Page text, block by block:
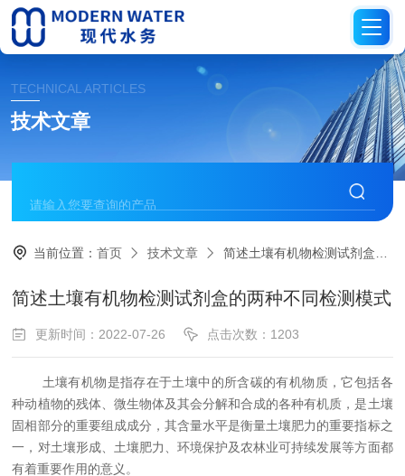
TECHNICAL ARTICLES
技术文章
当前位置：首页 技术文章 简述土壤有机物检测试剂盒的两种不同检测模式
简述土壤有机物检测试剂盒的两种不同检测模式
更新时间：2022-07-26 点击次数：1203
土壤有机物是指存在于土壤中的所含碳的有机物质，它包括各
种动植物的残体、微生物体及其会分解和合成的各种有机质，是土壤
固相部分的重要组成成分，其含量水平是衡量土壤肥力的重要指标之
一，对土壤形成、土壤肥力、环境保护及农林业可持续发展等方面都
有着重要作用的意义。